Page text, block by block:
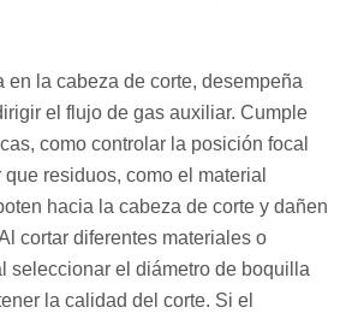
en la cabeza de corte, desempeña
el flujo de gas auxiliar. Cumple
como controlar la posición focal
residuos, como el material
hacia la cabeza de corte y dañen
cortar diferentes materiales o
seleccionar el diámetro de boquilla
la calidad del corte. Si el